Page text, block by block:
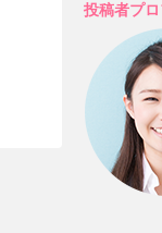
投稿者プ